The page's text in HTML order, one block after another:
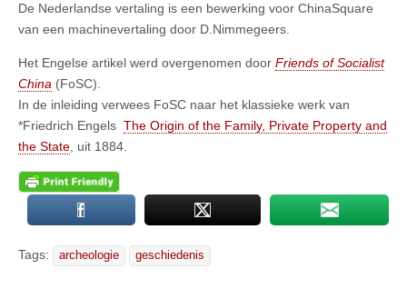
De Nederlandse vertaling is een bewerking voor ChinaSquare
van een machinevertaling door D.Nimmegeers.
Het Engelse artikel werd overgenomen door Friends of Socialist
China (FoSC).
In de inleiding verwees FoSC naar het klassieke werk van
*Friedrich Engels The Origin of the Family, Private Property and
the State, uit 1884.
Tags: archeologie geschiedenis